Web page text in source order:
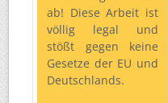
ab! Diese Arbeit ist
völlig legal und
stößt gegen keine
Gesetze der EU und
Deutschlands.